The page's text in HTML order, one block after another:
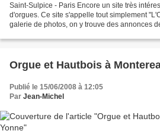
Saint-Sulpice - Paris Encore un site très
d'orgues. Ce site s'appelle tout simplement
galerie de photos, on y trouve des annonces
Orgue et Hautbois à
Publié le 15/06/2008 à 12:05
Par Jean-Michel